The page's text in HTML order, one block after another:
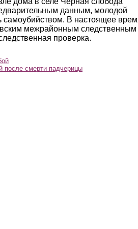
данным, молодой
самоубийством. В настоящее
межрайонным следственным
проверка.
после смерти падчерицы